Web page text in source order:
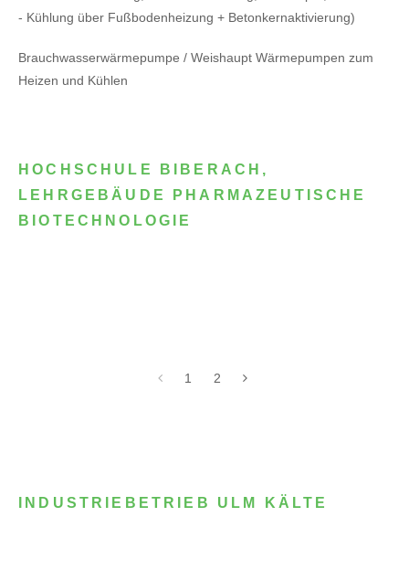
- Kühlung über Fußbodenheizung + Betonkernaktivierung)
Brauchwasserwärmepumpe / Weishaupt Wärmepumpen zum
Heizen und Kühlen
HOCHSCHULE BIBERACH,
LEHRGEBÄUDE PHARMAZEUTISCHE
BIOTECHNOLOGIE
1 2
INDUSTRIEBETRIEB ULM KÄLTE